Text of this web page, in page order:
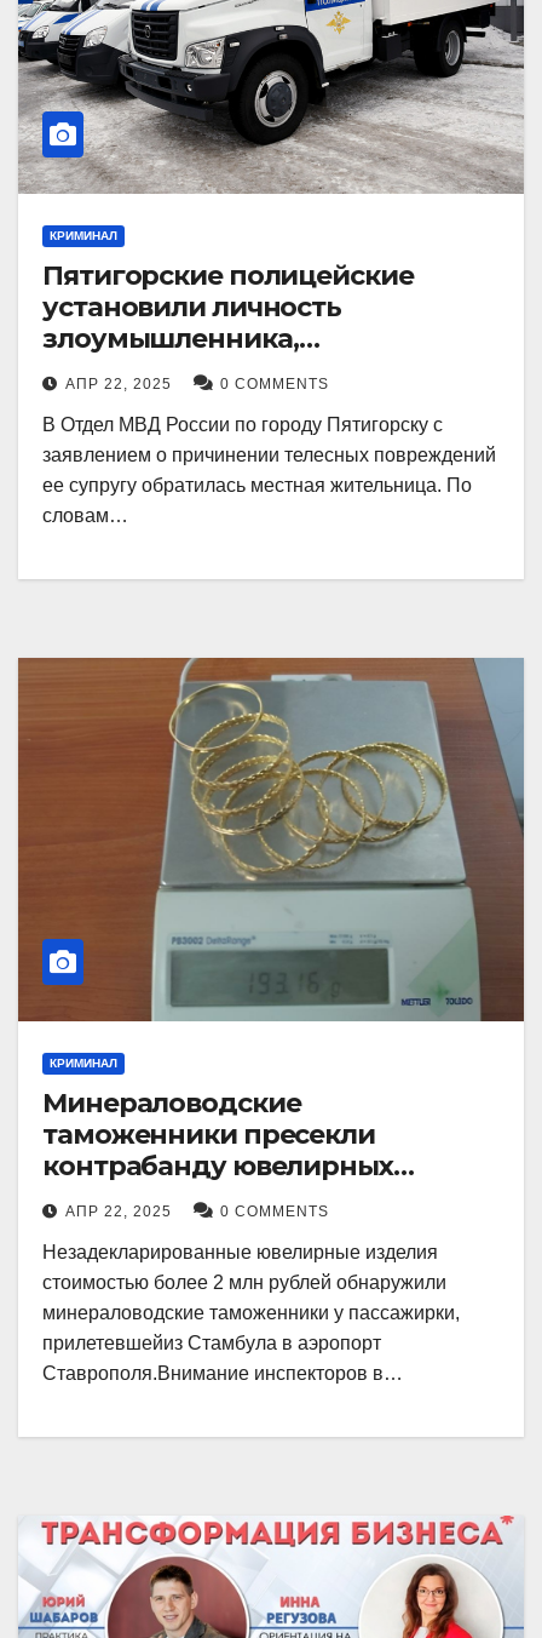
КРИМИНАЛ
Пятигорские полицейские
установили личность
злоумышленника,
причинившего телесные
повреждения местному жителю
АПР 22, 2025 0 COMMENTS
В Отдел МВД России по городу Пятигорску с
заявлением о причинении телесных повреждений
ее супругу обратилась местная жительница. По
словам…
КРИМИНАЛ
Минераловодские
таможенники пресекли
контрабанду ювелирных
изделий на 2 млн рублей
АПР 22, 2025 0 COMMENTS
Незадекларированные ювелирные изделия
стоимостью более 2 млн рублей обнаружили
минераловодские таможенники у пассажирки,
прилетевшейиз Стамбула в аэропорт
Ставрополя.Внимание инспекторов в…